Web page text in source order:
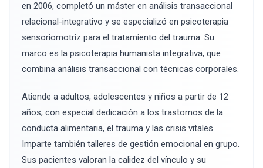
en 2006, completó un máster en análisis transaccional
relacional-integrativo y se especializó en psicoterapia
sensoriomotriz para el tratamiento del trauma. Su
marco es la psicoterapia humanista integrativa, que
combina análisis transaccional con técnicas corporales.
Atiende a adultos, adolescentes y niños a partir de 12
años, con especial dedicación a los trastornos de la
conducta alimentaria, el trauma y las crisis vitales.
Imparte también talleres de gestión emocional en grupo.
Sus pacientes valoran la calidez del vínculo y su